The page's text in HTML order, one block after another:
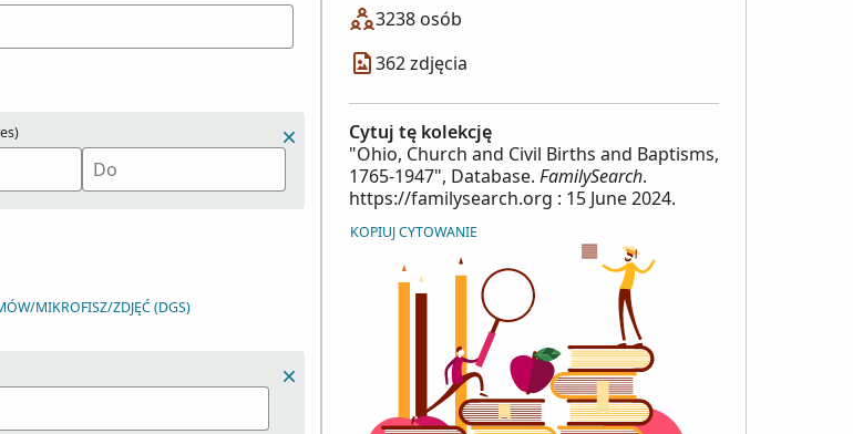
MIKROFISZ/ZDJĘĆ (DGS)
3238 osób
362 zdjęcia
Cytuj tę kolekcję
"Ohio, Church and Civil Births and Baptisms,
1765-1947", Database. FamilySearch.
https://familysearch.org : 15 June 2024.
KOPIUJ CYTOWANIE